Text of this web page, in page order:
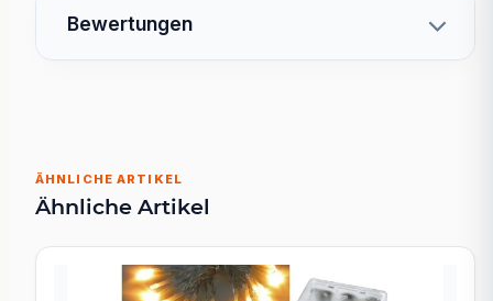
Bewertungen
ÄHNLICHE ARTIKEL
Ähnliche Artikel